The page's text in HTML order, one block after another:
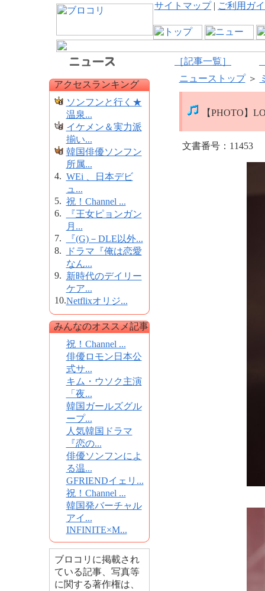
サイトマップ| ご利用ガ
［記事一覧］
アクセスランキング
ソンフンと行く★
温泉...
イケメン＆実力派
揃い...
韓国俳優ソンフン
所属...
4. WEi 、日本デビ
ュ...
5. 祝！Channel ...
6.
『王女ピョンガン
月...
7.
『(G)－DLE以外...
8.
ドラマ『俺は恋愛
なん...
9. 新時代のデイリー
ケア...
10.Netflixオリジ...
みんなのオススメ記事
祝！Channel ...
俳優ロモン日本公
式サ...
キム・ウソク主演
「夜...
韓国ガールズグル
ープ...
人気韓国ドラマ
『恋の...
俳優ソンフンによ
る温...
GFRIENDイェリ...
祝！Channel ...
韓国発バーチャル
アイ...
INFINITE×M...
ブロコリに掲載され
ている記事、写真等
に関する著作権は、
ニューストップ＞
【PHOTO】
文書番号：11453